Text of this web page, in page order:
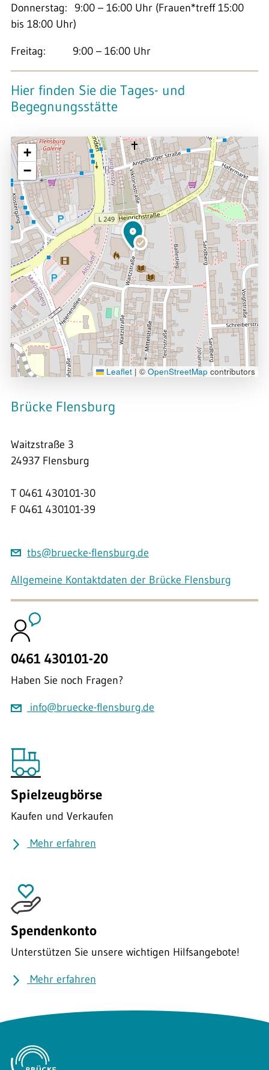
Donnerstag: 9:00 – 16:00 Uhr (Frauen*treff 15:00
bis 18:00 Uhr)
Freitag: 9:00 – 16:00 Uhr
Hier finden Sie die Tages- und
Begegnungsstätte
+
−
Leaflet | © OpenStreetMap contributors
Brücke Flensburg
Waitzstraße 3
24937 Flensburg
T 0461 430101-30
F 0461 430101-39
tbs@bruecke-flensburg.de
Allgemeine Kontaktdaten der Brücke Flensburg
0461 430101-20
Haben Sie noch Fragen?
info@bruecke-flensburg.de
Spielzeugbörse
Kaufen und Verkaufen
Mehr erfahren
Spendenkonto
Unterstützen Sie unsere wichtigen Hilfsangebote!
Mehr erfahren